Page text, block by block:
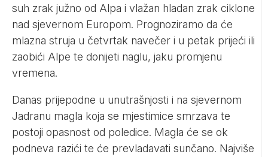
suh zrak južno od Alpa i vlažan hladan zrak ciklone
nad sjevernom Europom. Prognoziramo da će
mlazna struja u četvrtak navečer i u petak prijeći ili
zaobići Alpe te donijeti naglu, jaku promjenu
vremena.
Danas prijepodne u unutrašnjosti i na sjevernom
Jadranu magla koja se mjestimice smrzava te
postoji opasnost od poledice. Magla će se ok
podneva razići te će prevladavati sunčano. Najviše